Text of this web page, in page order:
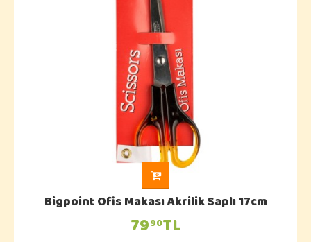
Bigpoint Ofis Makası Akrilik Saplı 17cm
7990TL